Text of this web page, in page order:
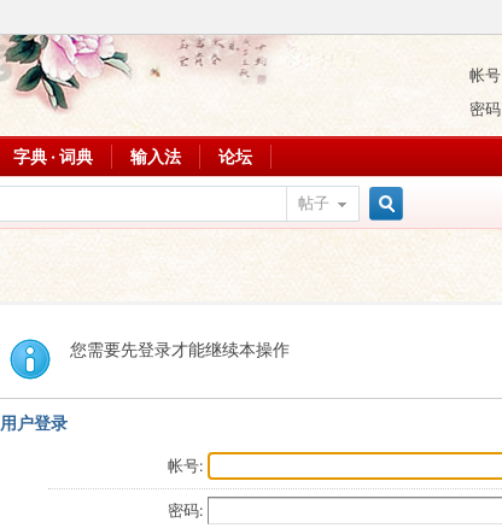
帐号
密码
字典 · 词典 输入法 论坛
帖子
您需要先登录才能继续本操作
用户登录
帐号:
密码: